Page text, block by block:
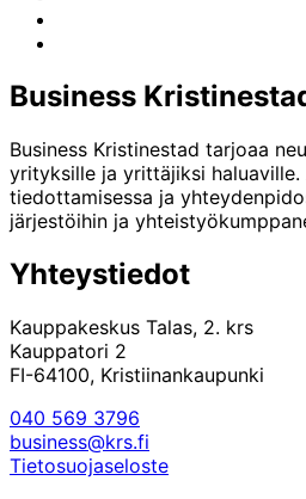
Business
Business Kristinestad tarjoaa
yrityksille ja yrittäjiksi haluaville.
tiedottamisessa ja
järjestöihin ja
Yhteystiedot
Kauppakeskus Talas, 2. krs
Kauppatori 2
FI-64100, Kristiinankaupunki
040 569 3796
business@krs.fi
Tietosuojaseloste